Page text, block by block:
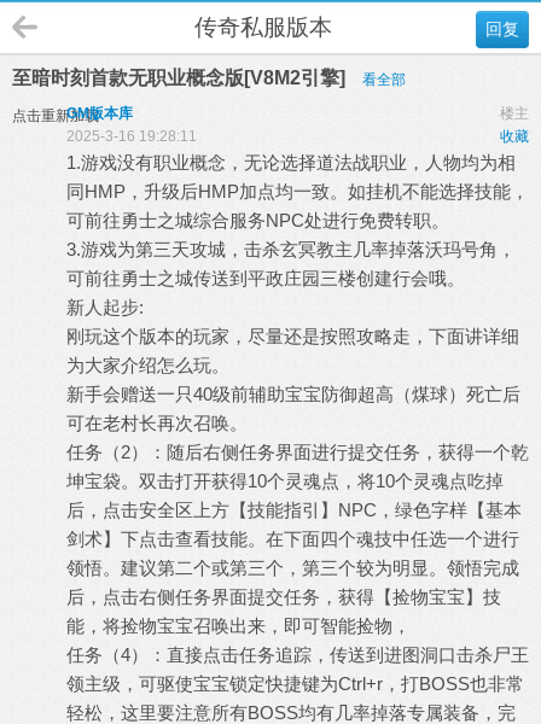
回复
传奇私服版本
至暗时刻首款无职业概念版[V8M2引擎] 看全部
点击重新加载 楼主
GM版本库
收藏
2025-3-16 19:28:11
1.游戏没有职业概念，无论选择道法战职业，人物均为相
同HMP，升级后HMP加点均一致。如挂机不能选择技能，
可前往勇士之城综合服务NPC处进行免费转职。
3.游戏为第三天攻城，击杀玄冥教主几率掉落沃玛号角，
可前往勇士之城传送到平政庄园三楼创建行会哦。
新人起步:
刚玩这个版本的玩家，尽量还是按照攻略走，下面讲详细
为大家介绍怎么玩。
新手会赠送一只40级前辅助宝宝防御超高（煤球）死亡后
可在老村长再次召唤。
任务（2）：随后右侧任务界面进行提交任务，获得一个乾
坤宝袋。双击打开获得10个灵魂点，将10个灵魂点吃掉
后，点击安全区上方【技能指引】NPC，绿色字样【基本
剑术】下点击查看技能。在下面四个魂技中任选一个进行
领悟。建议第二个或第三个，第三个较为明显。领悟完成
后，点击右侧任务界面提交任务，获得【捡物宝宝】技
能，将捡物宝宝召唤出来，即可智能捡物，
任务（4）：直接点击任务追踪，传送到进图洞口击杀尸王
领主级，可驱使宝宝锁定快捷键为Ctrl+r，打BOSS也非常
轻松，这里要注意所有BOSS均有几率掉落专属装备，完